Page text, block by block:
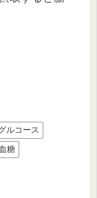
ルコース
糖